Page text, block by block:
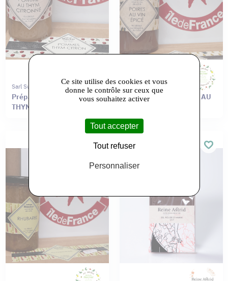
Sarl Sur L'etagere Du Haut
Préparation de POMME AU
THYM-CITRONNÉ
Sarl Sur L'etagere Du Haut
Préparation de POIRE AU
Ce site utilise des cookies et vous
donne le contrôle sur ceux que
vous souhaitez activer
Tout accepter
Tout refuser
Personnaliser